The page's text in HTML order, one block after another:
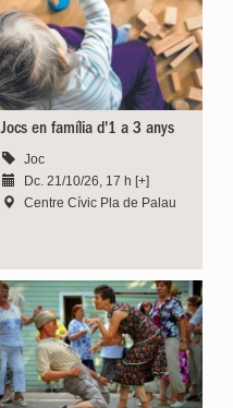
Jocs en família d'1 a 3 anys
Joc
Dc. 21/10/26, 17 h [+]
Centre Cívic Pla de Palau